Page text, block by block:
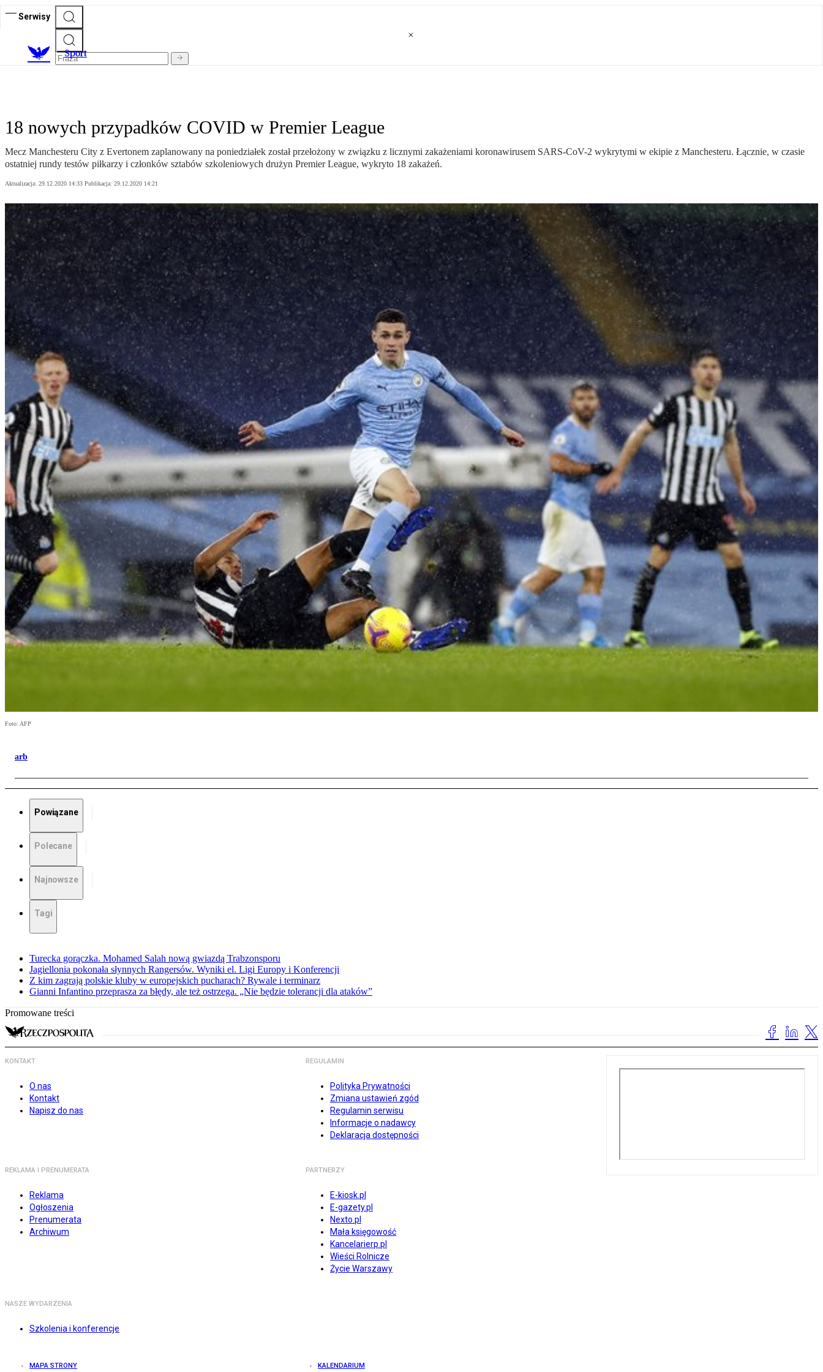
Serwisy
Sport
18 nowych przypadków COVID w Premier League
Mecz Manchesteru City z Evertonem zaplanowany na poniedziałek został przełożony w związku z licznymi zakażeniami koronawirusem SARS-CoV-2 wykrytymi w ekipie z Manchesteru. Łącznie, w czasie
ostatniej rundy testów piłkarzy i członków sztabów szkoleniowych drużyn Premier League, wykryto 18 zakażeń.
Aktualizacja: 29.12.2020 14:33 Publikacja: 29.12.2020 14:21
Foto: AFP
arb
Powiązane
Polecane
Najnowsze
Tagi
Turecka gorączka. Mohamed Salah nową gwiazdą Trabzonsporu
Jagiellonia pokonała słynnych Rangersów. Wyniki el. Ligi Europy i Konferencji
Z kim zagrają polskie kluby w europejskich pucharach? Rywale i terminarz
Gianni Infantino przeprasza za błędy, ale też ostrzega. „Nie będzie tolerancji dla ataków”
Promowane treści
KONTAKT
O nas
Kontakt
Napisz do nas
REGULAMIN
Polityka Prywatności
Zmiana ustawień zgód
Regulamin serwisu
Informacje o nadawcy
Deklaracja dostępności
REKLAMA I PRENUMERATA
Reklama
Ogłoszenia
Prenumerata
Archiwum
PARTNERZY
E-kiosk.pl
E-gazety.pl
Nexto.pl
Mała księgowość
Kancelarierp.pl
Wieści Rolnicze
Życie Warszawy
NASZE WYDARZENIA
Szkolenia i konferencje
MAPA STRONY KALENDARIUM